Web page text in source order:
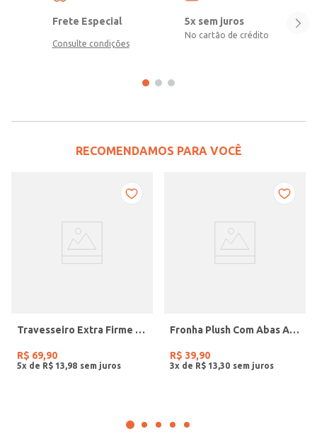
Frete Especial
Consulte condições
5x sem juros
No cartão de crédito
RECOMENDAMOS PARA VOCÊ
Travesseiro Extra Firme Altenburg Branco
R$ 69,90
5x de R$ 13 98
Fronha Plush Com Abas Atlântica CINZA
R$ 39,90
3x de R$ 13 30